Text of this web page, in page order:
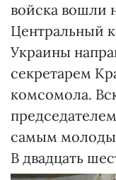
войска вошли
Центральный
Украины
секретарем
комсомола.
самым
В двадцать